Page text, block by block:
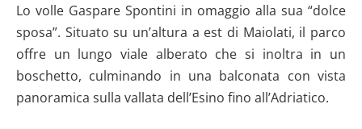
Lo volle Gaspare Spontini in omaggio alla sua “dolce
sposa”. Situato su un’altura a est di Maiolati, il parco
offre un lungo viale alberato che si inoltra in un
boschetto, culminando in una balconata con vista
panoramica sulla vallata dell’Esino fino all’Adriatico.